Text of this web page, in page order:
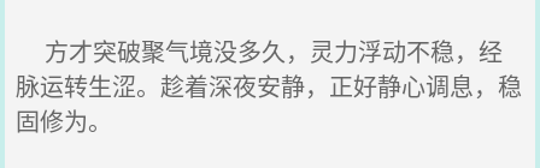
方才突破聚气境没多久，灵力浮动不稳，经
脉运转生涩。趁着深夜安静，正好静心调息，稳
固修为。